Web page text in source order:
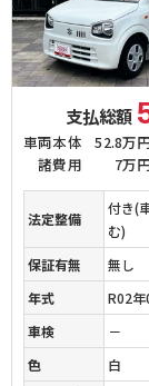
支払総額
車両本体
52.8万
諸費用
7万
法定整備
付き(
む)
保証有無
無し
年式
R02年
車検
－
色
白